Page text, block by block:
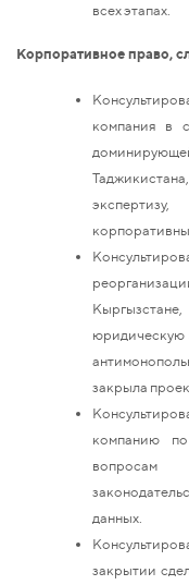
всех этапах.
Корпоративное право,
компания в
юридическую
закрыла
компанию
вопросам
данных.
закрытии